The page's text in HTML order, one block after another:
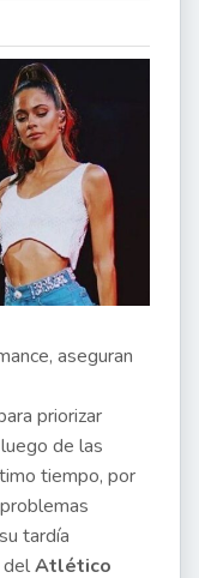
aseguran
priorizar
de las
tiempo, por
tardía
delAtlético